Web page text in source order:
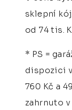
sklepní
od 74 tis.
* PS =
dispozici
760 Kč a
zahrnuto